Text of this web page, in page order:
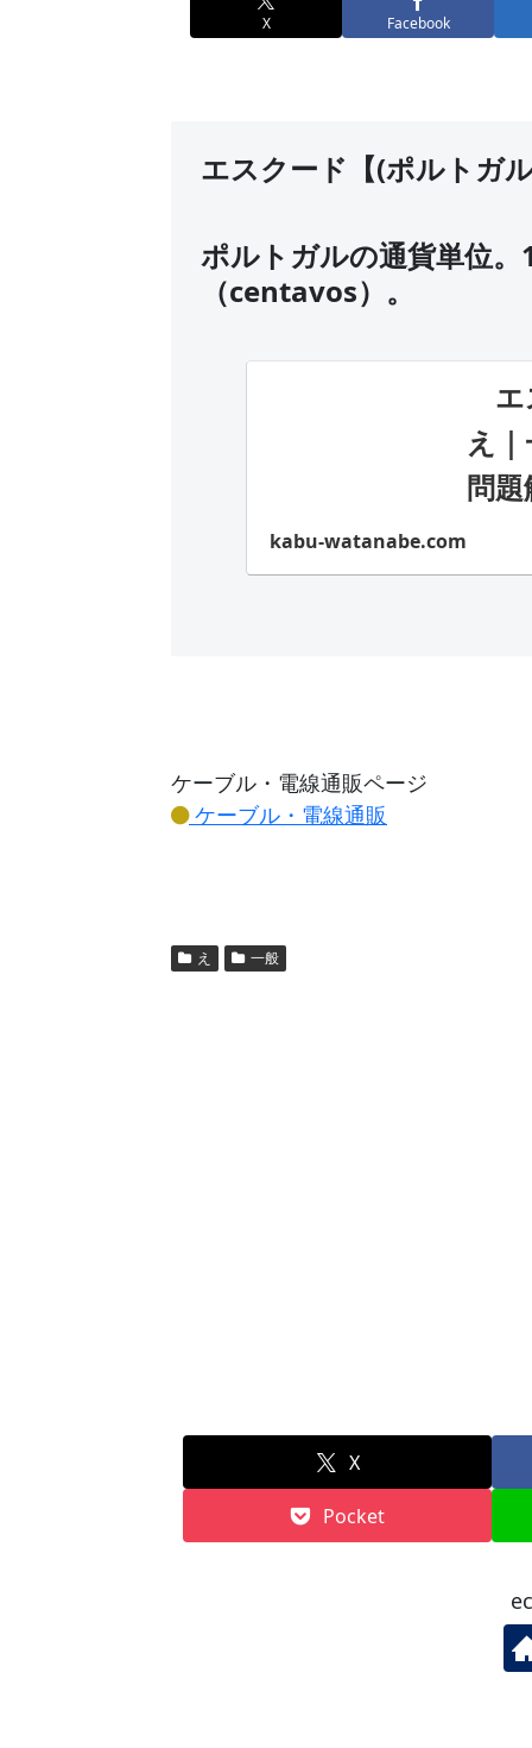
X Facebook
エスクード【(ポルトガ
ポルトガルの通貨単位
（centavos）。
エ
え
問
kabu-watanabe.com
ケーブル・電線通販ページ
ケーブル・電線通販
え 一般
X
Pocket